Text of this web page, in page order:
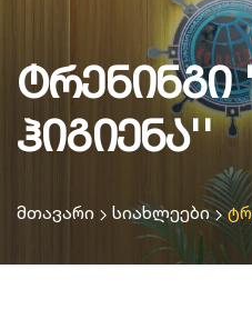
ტრენინგი
ჰიგიენა''
მთავარი სიახლეები